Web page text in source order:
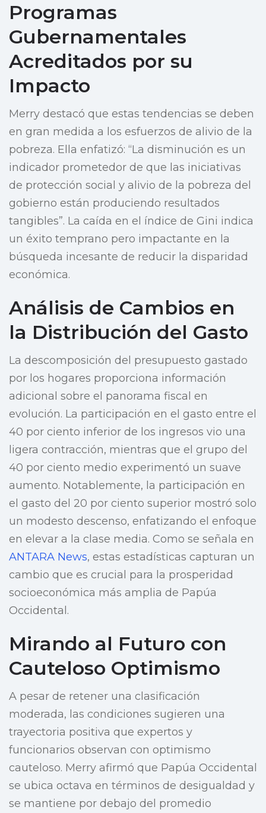
Programas
Gubernamentales
Acreditados por su
Impacto
Merry destacó que estas tendencias se deben
en gran medida a los esfuerzos de alivio de la
pobreza. Ella enfatizó: “La disminución es un
indicador prometedor de que las iniciativas
de protección social y alivio de la pobreza del
gobierno están produciendo resultados
tangibles”. La caída en el índice de Gini indica
un éxito temprano pero impactante en la
búsqueda incesante de reducir la disparidad
económica.
Análisis de Cambios en
la Distribución del Gasto
La descomposición del presupuesto gastado
por los hogares proporciona información
adicional sobre el panorama fiscal en
evolución. La participación en el gasto entre el
40 por ciento inferior de los ingresos vio una
ligera contracción, mientras que el grupo del
40 por ciento medio experimentó un suave
aumento. Notablemente, la participación en
el gasto del 20 por ciento superior mostró solo
un modesto descenso, enfatizando el enfoque
en elevar a la clase media. Como se señala en
ANTARA News, estas estadísticas capturan un
cambio que es crucial para la prosperidad
socioeconómica más amplia de Papúa
Occidental.
Mirando al Futuro con
Cauteloso Optimismo
A pesar de retener una clasificación
moderada, las condiciones sugieren una
trayectoria positiva que expertos y
funcionarios observan con optimismo
cauteloso. Merry afirmó que Papúa Occidental
se ubica octava en términos de desigualdad y
se mantiene por debajo del promedio